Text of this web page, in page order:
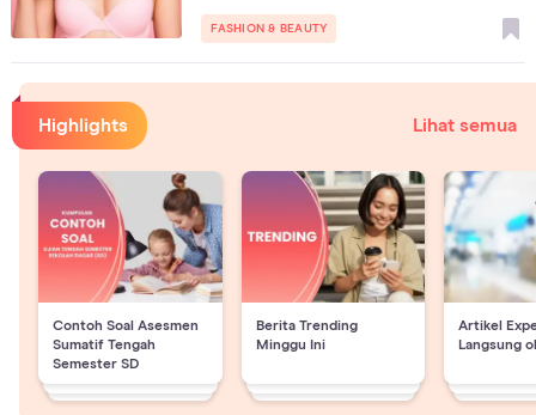
FASHION & BEAUTY
Highlights Lihat semua
Contoh Soal Asesmen
Sumatif Tengah
Semester SD
Berita Trending
Minggu Ini
Artikel
Langsung